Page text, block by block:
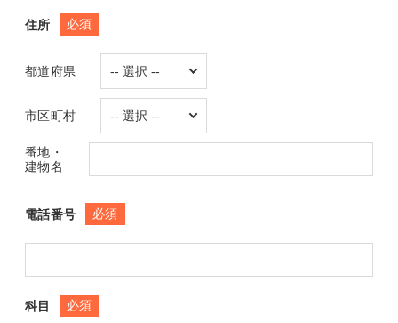
住所 必須
都道府県
市区町村
番地・
建物名
電話番号 必須
科目 必須